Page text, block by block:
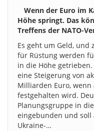
Wenn der Euro im
Höhe springt. Das
Treffens der NATO-
Es geht um Geld, und
für Rüstung werden
in die Höhe
eine Steigerung von
Milliarden Euro, wenn
festgehalten wird.
Planungsgruppe in
eingebunden und soll
Ukraine-…